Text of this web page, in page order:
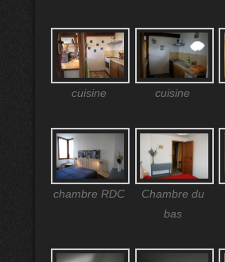
cuisine cuisine
chambre RDC
Chambre du
bas